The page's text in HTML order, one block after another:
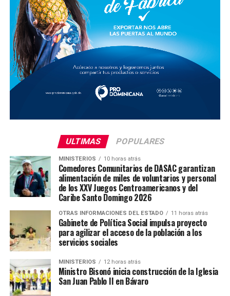
ULTIMAS POPULARES
MINISTERIOS 10 horas atrás
Comedores Comunitarios de DASAC garantizan
alimentación de miles de voluntarios y personal
de los XXV Juegos Centroamericanos y del
Caribe Santo Domingo 2026
OTRAS INFORMACIONES DEL ESTADO 11 horas atrás
Gabinete de Política Social impulsa proyecto
para agilizar el acceso de la población a los
servicios sociales
MINISTERIOS 12 horas atrás
Ministro Bisonó inicia construcción de la Iglesia
San Juan Pablo II en Bávaro